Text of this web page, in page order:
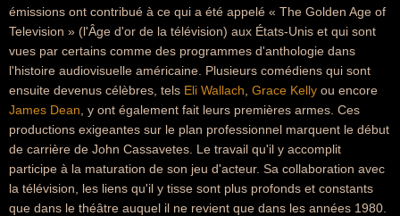
émissions ont contribué à ce qui a été appelé « The Golden Age of
Television » (l'Âge d'or de la télévision) aux États-Unis et qui sont
vues par certains comme des programmes d'anthologie dans
l'histoire audiovisuelle américaine. Plusieurs comédiens qui sont
ensuite devenus célèbres, tels Eli Wallach Grace Kelly ou encore
James Dean , y ont également fait leurs premières armes. Ces
productions exigeantes sur le plan professionnel marquent le début
de carrière de John Cassavetes. Le travail qu'il y accomplit
participe à la maturation de son jeu d'acteur. Sa collaboration avec
la télévision, les liens qu'il y tisse sont plus profonds et constants
que dans le théâtre auquel il ne revient que dans les années 1980.